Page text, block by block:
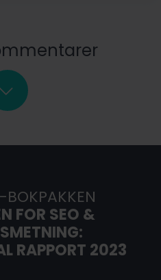
BOKPAKKEN
FOR SEO &
RAPPORT 2023